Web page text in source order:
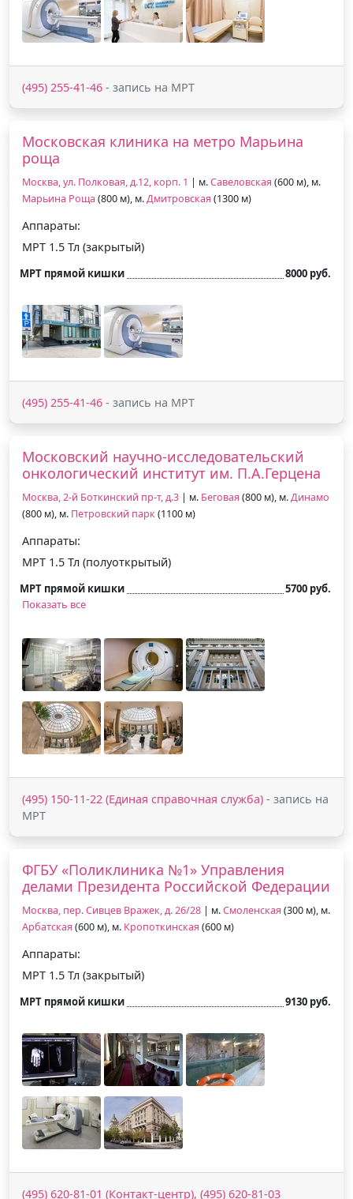
(495) 255-41-46 - запись на МРТ
Московская клиника на метро Марьина
роща
Москва, ул. Полковая, д.12, корп. 1 | м.Савеловская (600 м), м.
Марьина Роща (800 м), м.Дмитровская (1300 м)
Аппараты:
МРТ 1.5 Тл (закрытый)
МРТ прямой кишки 8000 руб.
(495) 255-41-46 - запись на МРТ
Московский научно-исследовательский
онкологический институт им. П.А.Герцена
Москва, 2-й Боткинский пр-т, д.3 | м. Беговая (800 м), м.Динамо
(800 м), м. Петровский парк(1100 м)
Аппараты:
МРТ 1.5 Тл (полуоткрытый)
МРТ прямой кишки
5700 руб.
Показать все
(495) 150-11-22 (Единая справочная служба) - запись на
МРТ
ФГБУ «Поликлиника №1» Управления
делами Президента Российской Федерации
Москва, пер. Сивцев Вражек, д. 26/28 | м.Смоленская (300 м), м.
Арбатская (600 м), м. Кропоткинская (600 м)
Аппараты:
МРТ 1.5 Тл (закрытый)
МРТ прямой кишки 9130 руб.
(495) 620-81-01 (Контакт-центр), (495) 620-81-03